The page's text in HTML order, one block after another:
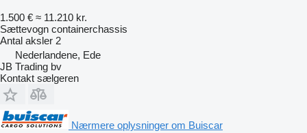
1.500 € ≈ 11.210 kr.
Sættevogn containerchassis
Antal aksler 2
Nederlandene, Ede
JB Trading bv
Kontakt sælgeren
Nærmere oplysninger om Buiscar